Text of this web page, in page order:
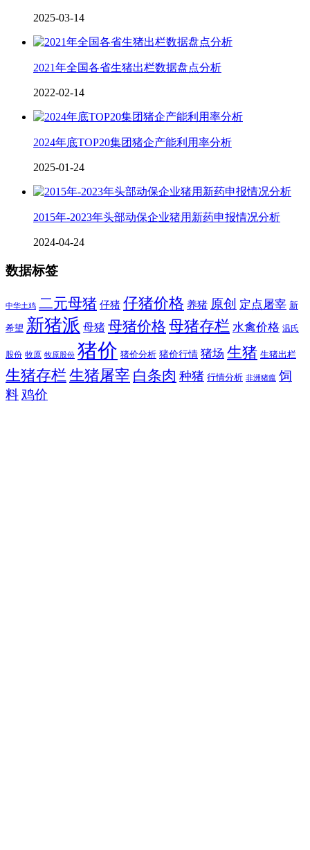
2025-03-14
2021年全国各省生猪出栏数据盘点分析
2022-02-14
2024年底TOP20集团猪企产能利用率分析
2025-01-24
2015年-2023年头部动保企业猪用新药申报情况分析
2024-04-24
数据标签
中华土鸡 二元母猪 仔猪 仔猪价格 养猪 原创 定点屠宰 新
希望 新猪派 母猪 母猪价格 母猪存栏 水禽价格 温氏
股份 牧原 牧原股份 猪价 猪价分析 猪价行情 猪场 生猪 生猪出栏
生猪存栏 生猪屠宰 白条肉 种猪 行情分析 非洲猪瘟 饲
料 鸡价